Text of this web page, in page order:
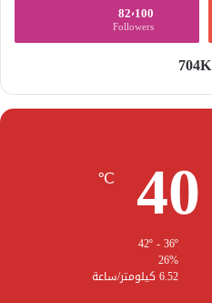
82٬100
Followers
704K
40
℃
26%
6.52 كيلومتر/ساعة